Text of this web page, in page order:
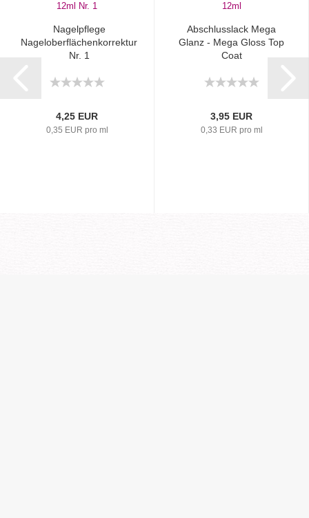
Nagelpflege
Nageloberflächenkorrektur
Nr. 1
4,25 EUR
0,35 EUR pro ml
Abschlusslack Mega
Glanz - Mega Gloss Top
Coat
3,95 EUR
0,33 EUR pro ml